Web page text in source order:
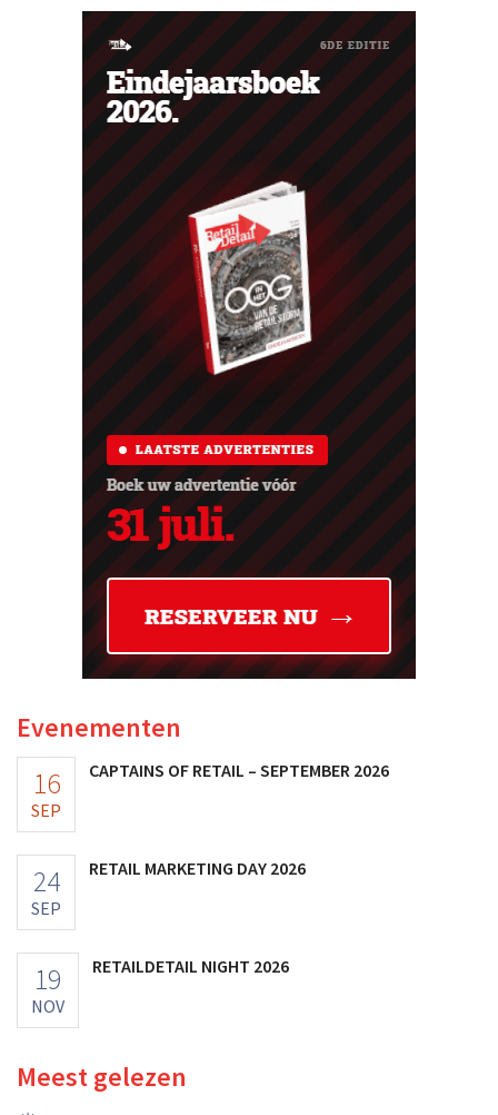
Evenementen
16
SEP
CAPTAINS OF RETAIL – SEPTEMBER 2026
24
SEP
RETAIL MARKETING DAY 2026
19
NOV
RETAILDETAIL NIGHT 2026
Meest gelezen